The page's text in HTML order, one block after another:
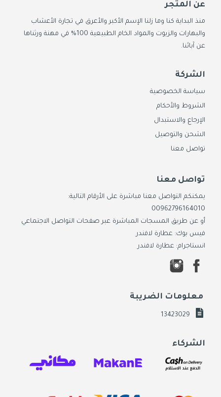
عن المتجر
منذ البداية كنا وما زلنا الإسم الأكبر والأعرق في تجارة الأعشاب
والبهارات والزيوت والمواد الخام الطبيعية 100% في مهنة ورثناها
عن آبائنا.
الشركة
سياسة الخصوصية
الشروط والأحكام
الإرجاع والاستبدال
الشحن والتوصيل
تواصل معنا
تواصل معنا
يمكنكم التواصل معنا مباشرة على الأرقام التالية:
00962796164010
أو عن طريق المسجات المباشرة عبر صفحات التواصل الاجتماعي
فيس بوك: عطارة لافندر
انستاجرام: عطارة لافندر
معلومات الضريبة
13423029
الشركاء